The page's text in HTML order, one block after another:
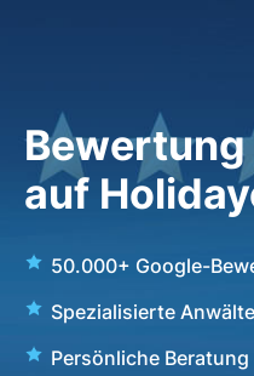
auf
50.000+ Google-
Spezialisierte
Persönliche Beratung